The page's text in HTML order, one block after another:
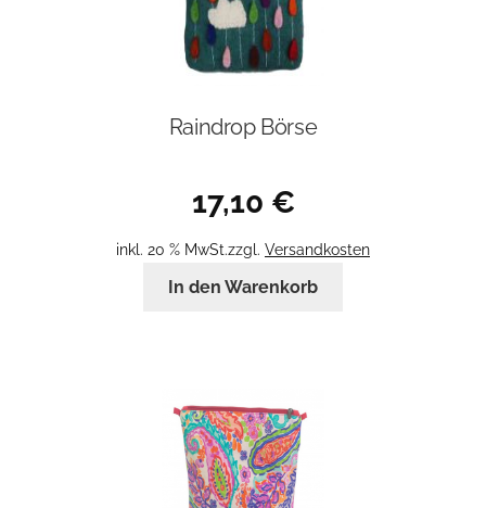
Raindrop Börse
17,10 €
inkl. 20 % MwSt.zzgl. Versandkosten
In den Warenkorb